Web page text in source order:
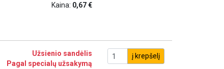
Kaina: 0,67 €
Užsienio sandėlis
Pagal specialų užsakymą
į krepšelį